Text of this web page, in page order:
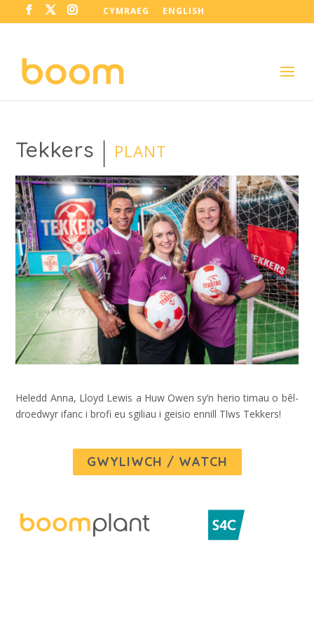
CYMRAEG ENGLISH
Tekkers PLANT
Heledd Anna, Lloyd Lewis a Huw Owen sy’n herio timau o bêl-
droedwyr ifanc i brofi eu sgiliau i geisio ennill Tlws Tekkers!
GWYLIWCH / WATCH